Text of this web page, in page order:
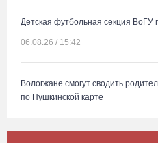
Детская футбольная секция ВоГУ
06.08.26 / 15:42
Вологжане смогут сводить
по Пушкинской карте